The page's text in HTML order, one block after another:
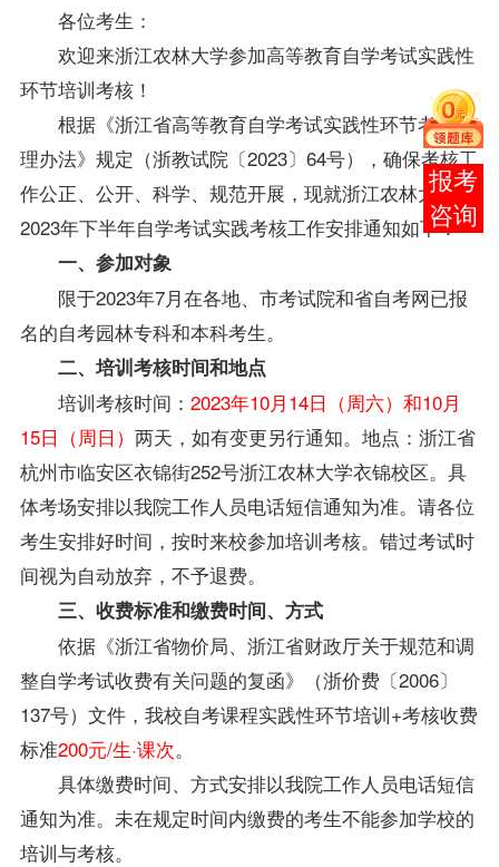
各位考生：
欢迎来浙江农林大学参加高等教育自学考试实践性
环节培训考核！
根据《浙江省高等教育自学考试实践性环节考核管
理办法》规定（浙教试院〔2023〕64号），确保考核工
作公正、公开、科学、规范开展，现就浙江农林大学
2023年下半年自学考试实践考核工作安排通知如下：
一、参加对象
限于2023年7月在各地、市考试院和省自考网已报
名的自考园林专科和本科考生。
二、培训考核时间和地点
培训考核时间： 2023年10月14日（周六）和10月
15日（周日） 两天，如有变更另行通知。地点：浙江省
杭州市临安区衣锦街252号浙江农林大学衣锦校区。具
体考场安排以我院工作人员电话短信通知为准。请各位
考生安排好时间，按时来校参加培训考核。错过考试时
间视为自动放弃，不予退费。
三、收费标准和缴费时间、方式
依据《浙江省物价局、浙江省财政厅关于规范和调
整自学考试收费有关问题的复函》（浙价费〔2006〕
137号）文件，我校自考课程实践性环节培训+考核收费
标准200元/生·课次。
具体缴费时间、方式安排以我院工作人员电话短信
通知为准。未在规定时间内缴费的考生不能参加学校的
培训与考核。
报考
咨询